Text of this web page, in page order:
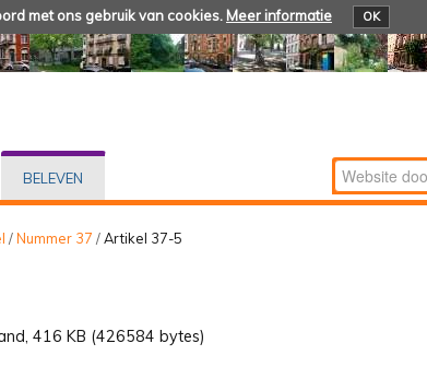
met ons gebruik van cookies. Meer informatie OK
BELEVEN Zoek
Geavanceerd
/Nummer 37 /Artikel 37-5
416 KB (426584 bytes)